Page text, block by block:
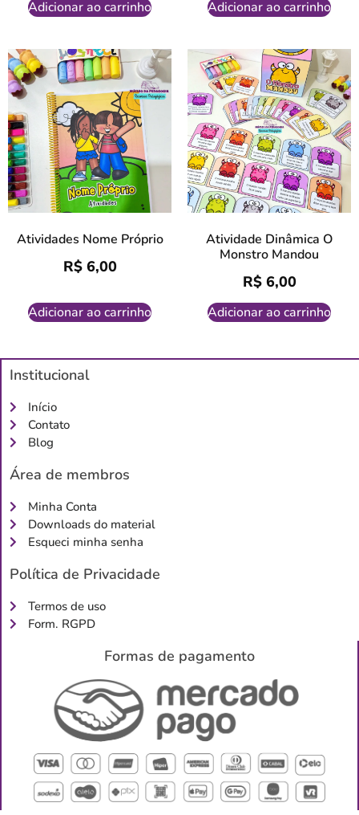
Adicionar ao carrinho Adicionar ao carrinho
Atividades Nome Próprio
R$6,00
Adicionar ao carrinho
Atividade Dinâmica O
Monstro Mandou
R$6,00
Adicionar ao carrinho
Institucional
Início
Contato
Blog
Área de membros
Minha Conta
Downloads do material
Esqueci minha senha
Política de Privacidade
Termos de uso
Form. RGPD
Formas de pagamento